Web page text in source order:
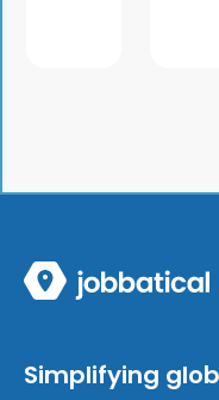
Simplifying